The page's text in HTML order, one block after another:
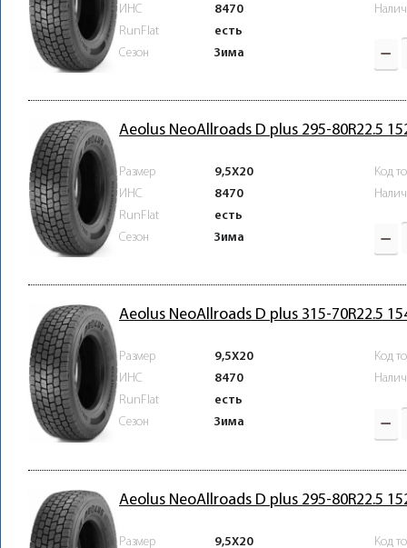
ИНС
8470
RunFlat
есть
Сезон
Зима
Aeolus NeoAllroads D plus 295-80R22.5
Размер
9,5X20
ИНС
8470
RunFlat
есть
Сезон
Зима
Код
Aeolus NeoAllroads D plus 315-70R22.5
Размер
9,5X20
ИНС
8470
RunFlat
есть
Сезон
Зима
Код
Aeolus NeoAllroads D plus 295-80R22.5
Размер
9,5X20
Код